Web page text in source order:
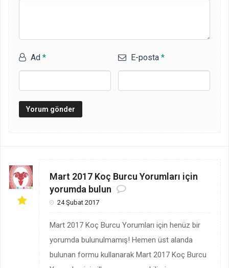
Ad * E-posta*
Mart 2017 Koç Burcu Yorumları için
yorumda bulun
24 Şubat 2017
Mart 2017 Koç Burcu Yorumları için henüz bir
yorumda bulunulmamış! Hemen üst alanda
bulunan formu kullanarak Mart 2017 Koç Burcu